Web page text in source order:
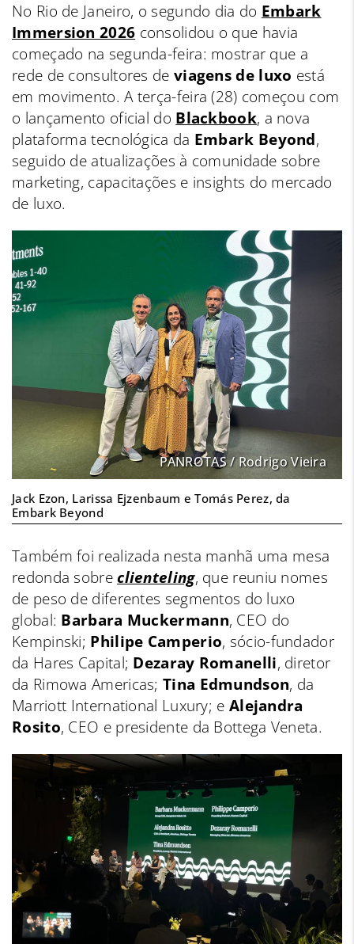
No Rio de Janeiro, o segundo dia do Embark
Immersion 2026 consolidou o que havia
começado na segunda-feira: mostrar que a
rede de consultores de viagens de luxo está
em movimento. A terça-feira (28) começou com
o lançamento oficial do Blackbook, a nova
plataforma tecnológica da Embark Beyond,
seguido de atualizações à comunidade sobre
marketing, capacitações e insights do mercado
de luxo.
PANROTAS / Rodrigo Vieira
Jack Ezon, Larissa Ejzenbaum e Tomás Perez, da
Embark Beyond
Também foi realizada nesta manhã uma mesa
redonda sobreclienteling, que reuniu nomes
de peso de diferentes segmentos do luxo
global: Barbara Muckermann, CEO do
Kempinski; Philipe Camperio, sócio-fundador
da Hares Capital; Dezaray Romanelli, diretor
da Rimowa Americas;Tina Edmundson, da
Marriott International Luxury; e Alejandra
Rosito, CEO e presidente da Bottega Veneta.